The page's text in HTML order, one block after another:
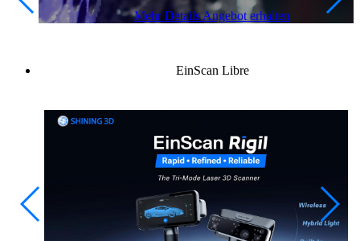
Mehr DetailsAngebot erhalten
EinScan Libre